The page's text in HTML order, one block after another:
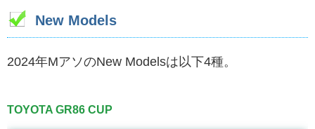
New Models
2024年MアソのNew Modelsは以下4種。
TOYOTA GR86 CUP